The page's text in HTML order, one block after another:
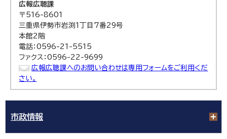
広報広聴課
〒516-8601
三重県伊勢市岩渕1丁目7番29号
本館2階
電話：0596-21-5515
ファクス：0596-22-9699
広報広聴課へのお問い合わせは専用フォームをご利用くだ
さい。
市政情報